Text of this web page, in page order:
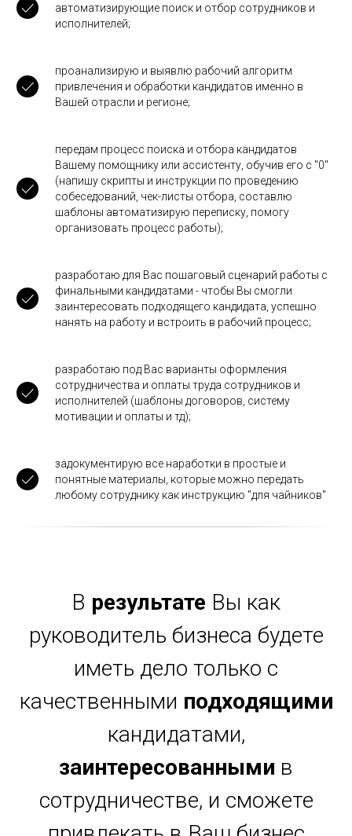
автоматизирующие поиск и отбор сотрудников и
исполнителей;
проанализирую и выявлю рабочий алгоритм
привлечения и обработки кандидатов именно в
Вашей отрасли и регионе;
передам процесс поиска и отбора кандидатов
Вашему помощнику или ассистенту, обучив его с "0"
(напишу скрипты и инструкции по проведению
собеседований, чек-листы отбора, составлю
шаблоны автоматизирую переписку, помогу
организовать процесс работы);
разработаю для Вас пошаговый сценарий работы с
финальными кандидатами - чтобы Вы смогли
заинтересовать подходящего кандидата, успешно
нанять на работу и встроить в рабочий процесс;
разработаю под Вас варианты оформления
сотрудничества и оплаты труда сотрудников и
исполнителей (шаблоны договоров, систему
мотивации и оплаты и тд);
задокументирую все наработки в простые и
понятные материалы, которые можно передать
любому сотруднику как инструкцию "для чайников"
В результате Вы как
руководитель бизнеса будете
иметь дело только с
качественными подходящими
кандидатами,
заинтересованными в
сотрудничестве, и сможете